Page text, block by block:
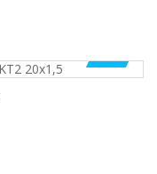
-50%